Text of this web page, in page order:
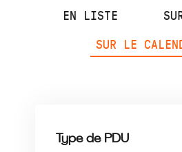
EN LISTE
SUR LE
Type de PDU